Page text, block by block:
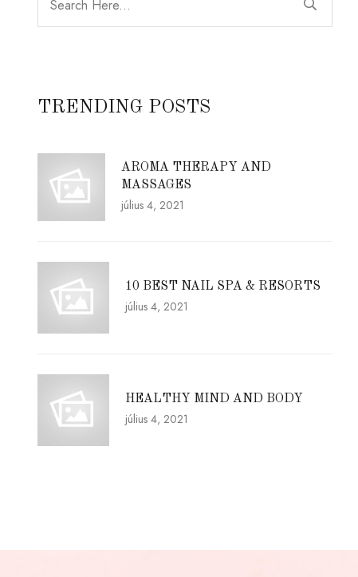
TRENDING POSTS
AROMA THERAPY AND
MASSAGES
július 4, 2021
10 BEST NAIL SPA & RESORTS
július 4, 2021
HEALTHY MIND AND BODY
július 4, 2021